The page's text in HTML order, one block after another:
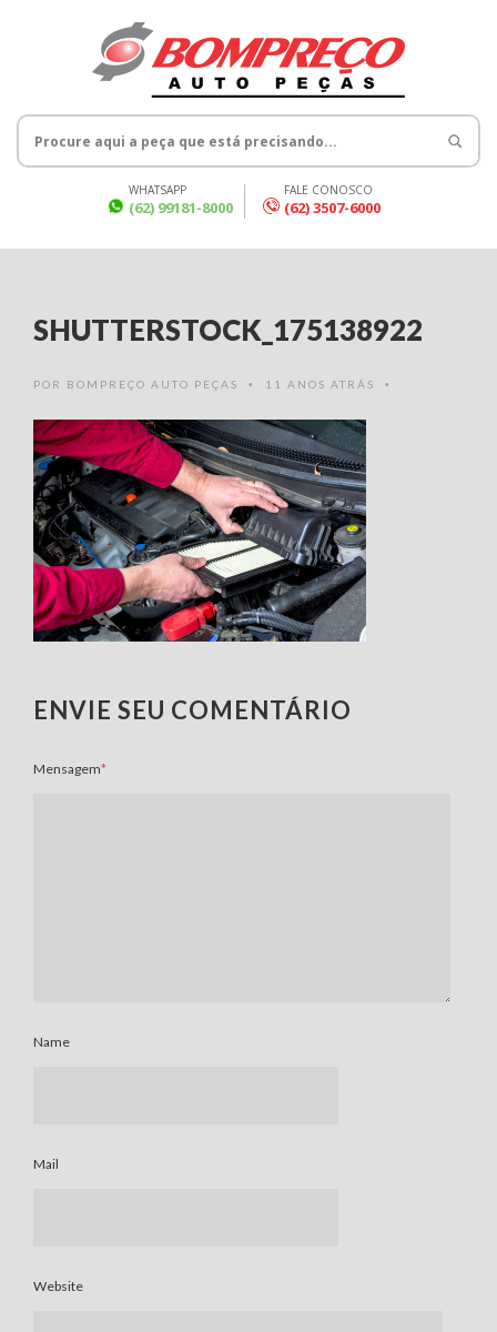
WHATSAPP
(62) 99181-8000
FALE CONOSCO
(62) 3507-6000
SHUTTERSTOCK_175138922
POR BOMPREÇO AUTO PEÇAS • 11 ANOS ATRÁS •
ENVIE SEU COMENTÁRIO
Mensagem*
Name
Mail
Website